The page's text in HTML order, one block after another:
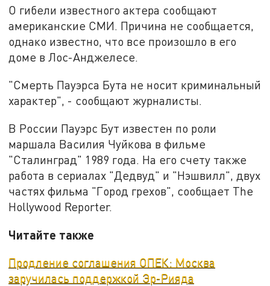
О гибели известного актера сообщают
американские СМИ. Причина не сообщается,
однако известно, что все произошло в его
доме в Лос-Анджелесе.
"Смерть Пауэрса Бута не носит криминальный
характер", - сообщают журналисты.
В России Пауэрс Бут известен по роли
маршала Василия Чуйкова в фильме
"Сталинград" 1989 года. На его счету также
работа в сериалах "Дедвуд" и "Нэшвилл", двух
частях фильма "Город грехов", сообщает The
Hollywood Reporter.
Читайте также
Продление соглашения ОПЕК: Москва
заручилась поддержкой Эр-Рияда